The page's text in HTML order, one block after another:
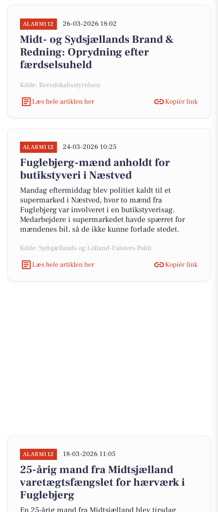
ALARM112 26-03-2026 18:02
Midt- og Sydsjællands Brand &
Redning: Oprydning efter
færdselsuheld
Kilde: Beredskabsstyrelsen
Læs hele artiklen her
Kopiér link
ALARM112 24-03-2026 10:25
Fuglebjerg-mænd anholdt for
butikstyveri i Næstved
Mandag eftermiddag blev politiet kaldt til et
supermarked i Næstved, hvor to mænd fra
Fuglebjerg var involveret i en butikstyverisag.
Medarbejdere i supermarkedet havde spærret for
mændenes bil, så de ikke kunne forlade stedet.
Kilde: Sydsjællands og Lolland-Falsters Politi
Læs hele artiklen her
Kopiér link
ALARM112 18-03-2026 11:05
25-årig mand fra Midtsjælland
varetægtsfængslet for hærværk i
Fuglebjerg
En 25-årig mand fra Midtsjælland blev tirsdag